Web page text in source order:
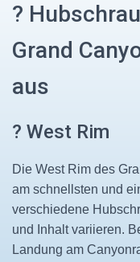
?
Grand
aus
? West Rim
Die West Rim des
am schnellsten und
verschiedene
und Inhalt variieren.
Landung am